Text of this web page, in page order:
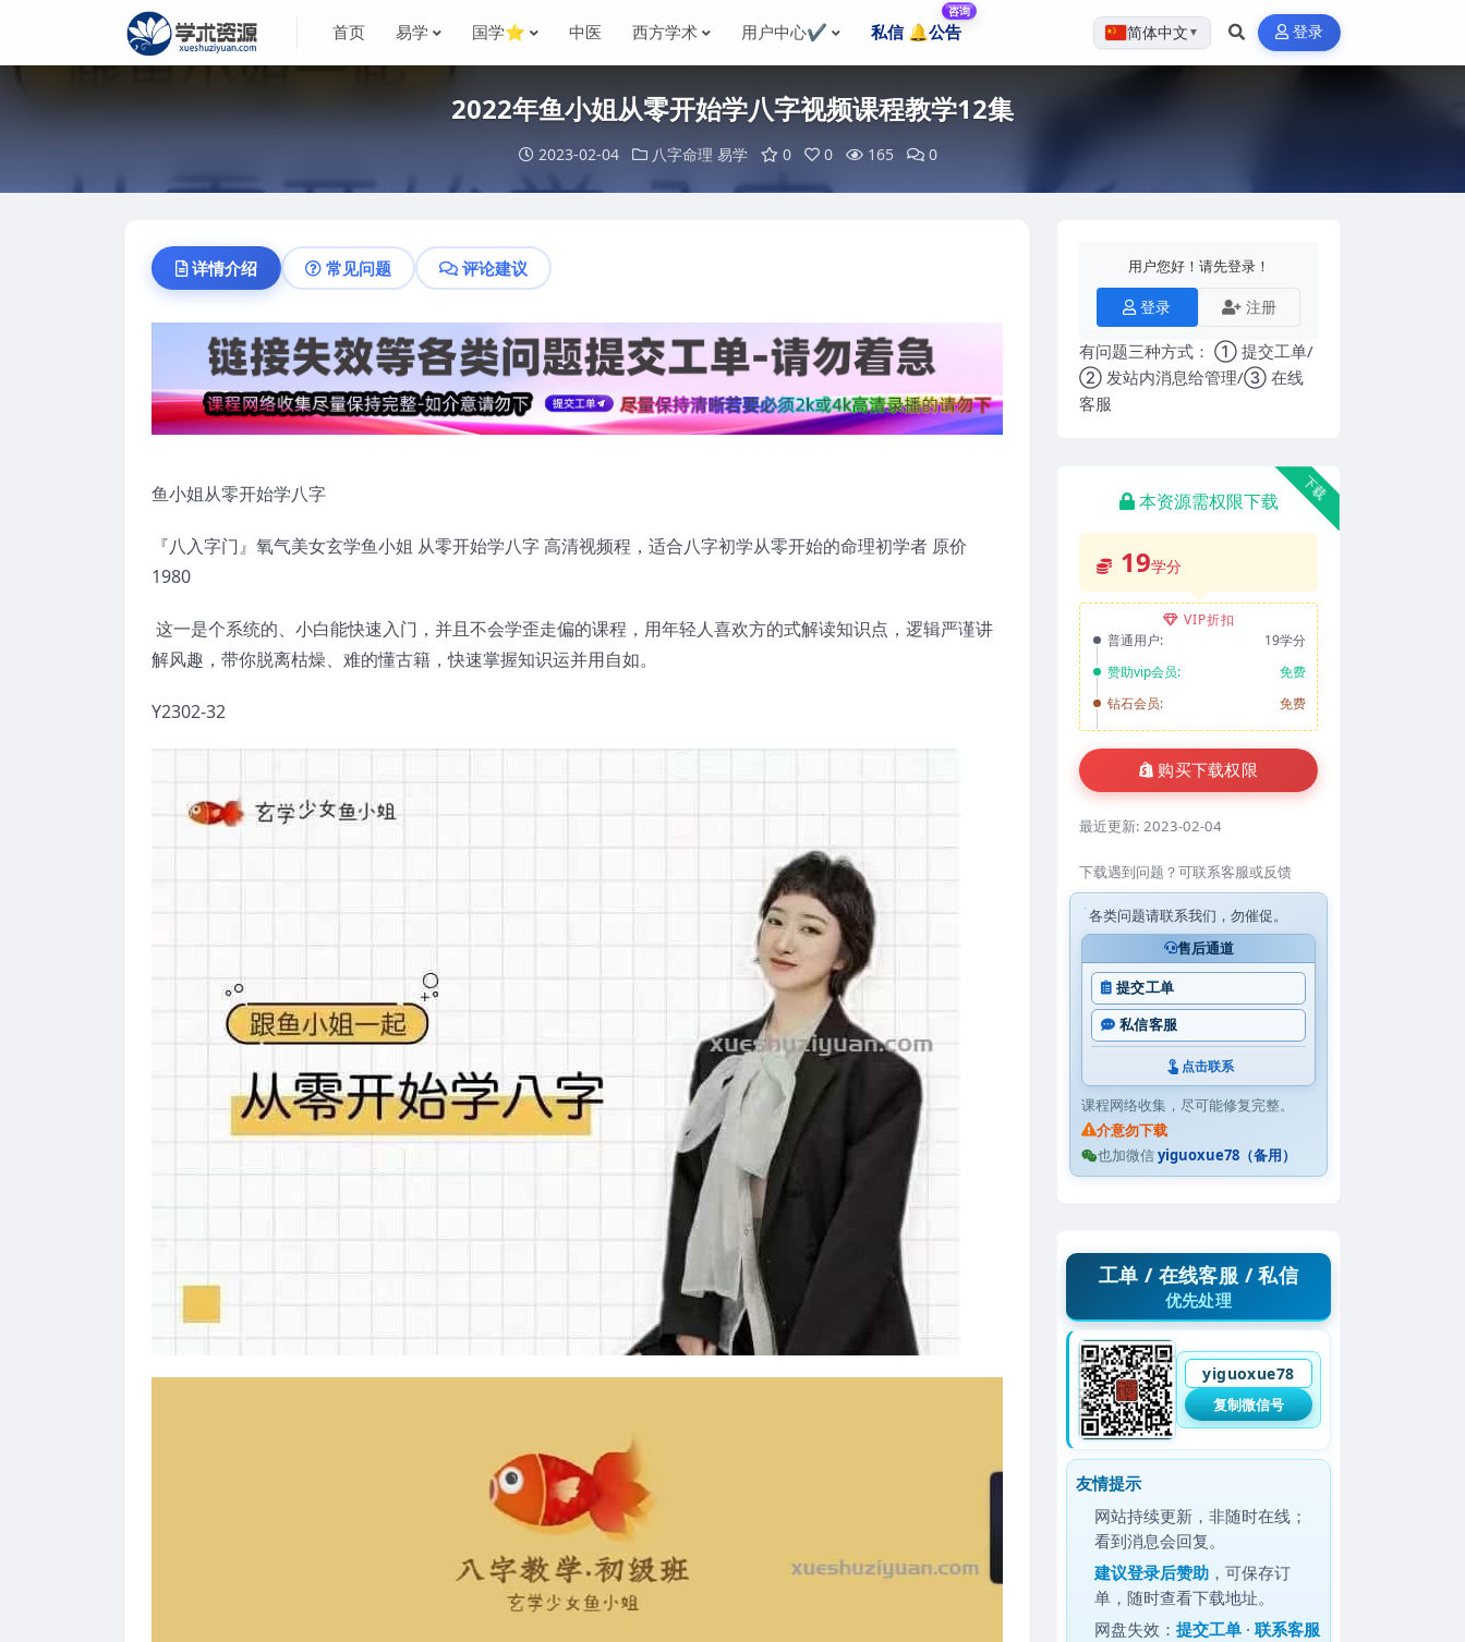
首页 易学 国学⭐ 中医 西方学术 用户中心✔️ 私信 🔔公告
咨询
简体中文 ▼ 登录
2022年鱼小姐从零开始学八字视频课程教学12集
2023-02-04 八字命理 易学 0 0 165 0
详情介绍 常见问题 评论建议
鱼小姐从零开始学八字
『八入字‬门』氧气美女‬玄学鱼小姐 从零⁠开‬‬始学⁠八‬‬字 高清视频‬程，适合八‬字初学从零‬开始的命理初‬学者 原价
1980
​ 这一是‬个系‬统⁠的、小白能快‬速入‬门⁠，并且‬不会‬学歪走⁠偏‬‬的课程，用‬年轻‬人⁠喜欢方的‬式解⁠读‬‬知‬识⁠点，逻⁠辑‬‬严谨⁠讲‬‬
解风趣，带‬你⁠脱离枯燥、难的⁠懂‬古籍，快速⁠‬掌握‬知⁠识运⁠并‬用自如。
Y2302-32
用户您好！请先登录！
登录 注册
有问题三种方式： ① 提交工单/
② 发站内消息给管理/③ 在线
客服
下载
本资源需权限下载
19学分
VIP折扣
普通用户:
19学分
赞助vip会员:
免费
钻石会员:
免费
购买下载权限
最近更新: 2023-02-04
下载遇到问题？可联系客服或反馈
各类问题请联系我们，勿催促。
售后通道
提交工单
私信客服
点击联系
课程网络收集，尽可能修复完整。
介意勿下载
也加微信yiguoxue78（备用）
工单 / 在线客服 / 私信
优先处理
yiguoxue78
复制微信号
友情提示
网站持续更新，非随时在线；
看到消息会回复。
建议登录后赞助 ，可保存订
单，随时查看下载地址。
网盘失效：提交工单 ·联系客服